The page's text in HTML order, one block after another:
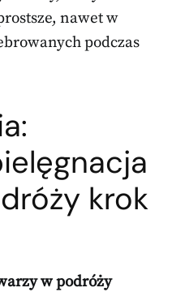
nawet w
podczas
krok
w podróży